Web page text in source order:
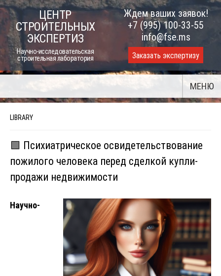
Skip
to
content
ЦЕНТР
СТРОИТЕЛЬНЫХ
ЭКСПЕРТИЗ
Научно-исследовательская
строительная лаборатория
Ждем ваших заявок!
+7 (995) 100-33-55
info@fse.ms
Заказать экспертизу
МЕНЮ
LIBRARY
🟩 Психиатрическое освидетельствование
пожилого человека перед сделкой купли-
продажи недвижимости
Научно-